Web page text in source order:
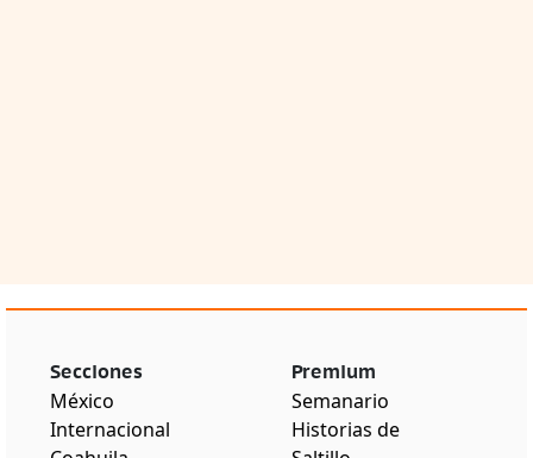
Secciones
México
Internacional
Premium
Semanario
Historias de